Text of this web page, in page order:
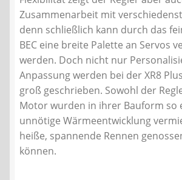
Zusammenarbeit mit
denn schließlich kann durch das
BEC eine breite Palette an Servos
werden. Doch nicht nur
Anpassung werden bei der XR8
groß geschrieben. Sowohl der
Motor wurden in ihrer Bauform so
unnötige Wärmeentwicklung
heiße, spannende Rennen
können.